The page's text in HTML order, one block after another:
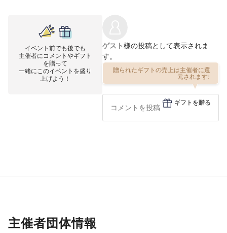
イベント前でも後でも
主催者にコメントやギフト
を贈って
一緒にこのイベントを盛り
上げよう！
ゲスト様の投稿として表示されま
す。
贈られたギフトの売上は主催者に還
元されます!
ギフトを贈る
主催者団体情報